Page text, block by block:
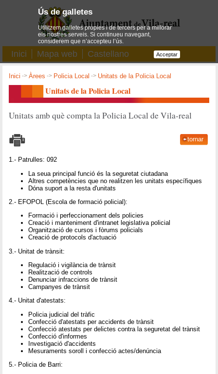
Inici Mapa web Castellano
Inici ->Àrees -> Policia Local -> Unitats de la Policia Local
Unitats de la Policia Local
Unitats amb què compta la Policia Local de Vila-real
tornar
1.- Patrulles: 092
La seua principal funció és la seguretat ciutadana
Altres competències que no realitzen les unitats específiques
Dóna suport a la resta d'unitats
2.- EFOPOL (Escola de formació policial):
Formació i perfeccionament dels policies
Creació i manteniment d'intranet legislativa policial
Organització de cursos i fòrums policials
Creació de protocols d'actuació
3.- Unitat de trànsit:
Regulació i vigilància de trànsit
Realització de controls
Denunciar infraccions de trànsit
Campanyes de trànsit
4.- Unitat d'atestats:
Policia judicial del tràfic
Confecció d'atestats per accidents de trànsit
Confecció atestats per delictes contra la seguretat del trànsit
Confecció d'informes
Investigació d'accidents
Mesuraments soroll i confecció actes/denúncia
5.- Policia de Barri:
Ús de galletes
Utilitzem galletes pròpies i de tercers per a millorar
els nostres serveis. Si continueu navegant,
considerem que n’accepteu l’ús.
Acceptar